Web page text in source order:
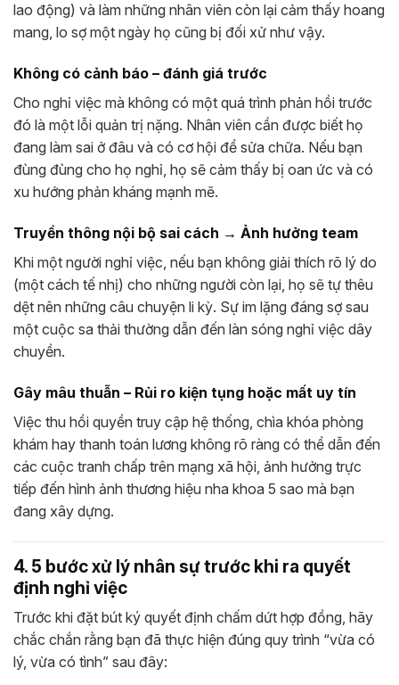
lao động) và làm những nhân viên còn lại cảm thấy hoang
mang, lo sợ một ngày họ cũng bị đối xử như vậy.
Không có cảnh báo – đánh giá trước
Cho nghỉ việc mà không có một quá trình phản hồi trước
đó là một lỗi quản trị nặng. Nhân viên cần được biết họ
đang làm sai ở đâu và có cơ hội để sửa chữa. Nếu bạn
đùng đùng cho họ nghỉ, họ sẽ cảm thấy bị oan ức và có
xu hướng phản kháng mạnh mẽ.
Truyền thông nội bộ sai cách → Ảnh hưởng team
Khi một người nghỉ việc, nếu bạn không giải thích rõ lý do
(một cách tế nhị) cho những người còn lại, họ sẽ tự thêu
dệt nên những câu chuyện li kỳ. Sự im lặng đáng sợ sau
một cuộc sa thải thường dẫn đến làn sóng nghỉ việc dây
chuyền.
Gây mâu thuẫn – Rủi ro kiện tụng hoặc mất uy tín
Việc thu hồi quyền truy cập hệ thống, chìa khóa phòng
khám hay thanh toán lương không rõ ràng có thể dẫn đến
các cuộc tranh chấp trên mạng xã hội, ảnh hưởng trực
tiếp đến hình ảnh thương hiệu nha khoa 5 sao mà bạn
đang xây dựng.
4. 5 bước xử lý nhân sự trước khi ra quyết
định nghỉ việc
Trước khi đặt bút ký quyết định chấm dứt hợp đồng, hãy
chắc chắn rằng bạn đã thực hiện đúng quy trình “vừa có
lý, vừa có tình” sau đây: